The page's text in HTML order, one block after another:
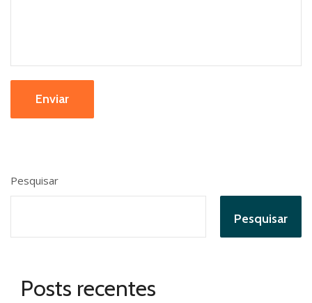
Enviar
Pesquisar
Pesquisar
Posts recentes